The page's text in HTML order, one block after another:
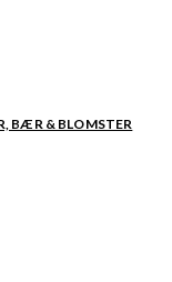
BÆR & BLOMSTER